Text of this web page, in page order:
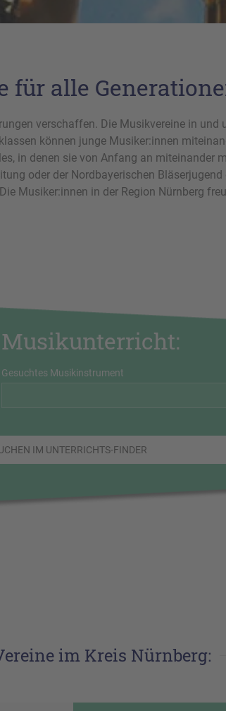
für alle
verschaffen. Die Musikvereine in
können junge Musiker:innen
in denen sie von Anfang an miteinander
oder der Nordbayerischen
Musiker:innen in der Region Nürnberg
Gesuchtes Musikinstrument
IM UNTERRICHTS-FINDER
im Kreis Nürnberg: